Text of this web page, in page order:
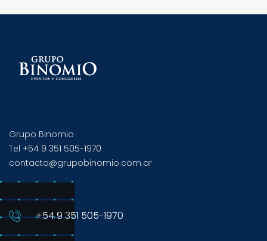
Grupo Binomio
Tel +54 9 351 505-1970
contacto@grupobinomio.com.ar
+54 9 351 505-1970